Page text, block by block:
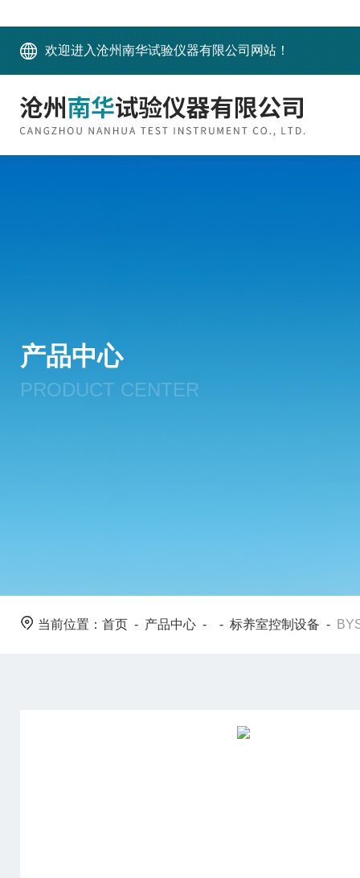
欢迎进入沧州南华试验仪器有限公司网站！
产品中心
PRODUCT CENTER
当前位置： 首页 - 产品中心 - - 标养室控制设备 -